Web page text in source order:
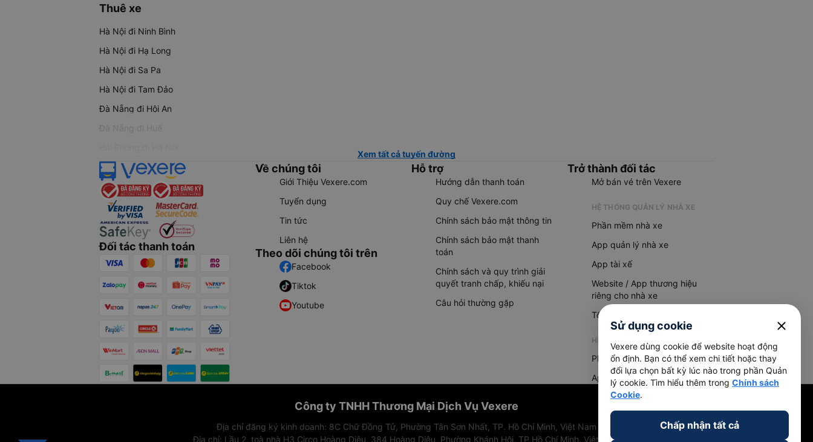
Thuê xe
Hà Nội đi Ninh Bình
Hà Nội đi Hạ Long
Hà Nội đi Sa Pa
Hà Nội đi Tam Đảo
Đà Nẵng đi Hội An
Đà Nẵng đi Huế
Xem tất cả tuyến đường
Đối tác thanh toán
Về chúng tôi
Giới Thiệu Vexere.com
Tuyển dụng
Tin tức
Liên hệ
Theo dõi chúng tôi trên
Facebook
Tiktok
Youtube
Hỗ trợ
Hướng dẫn thanh toán
Quy chế Vexere.com
Chính sách bảo mật thông tin
Chính sách bảo mật thanh
toán
Chính sách và quy trình giải
quyết tranh chấp, khiếu nại
Câu hỏi thường gặp
Trở thành đối tác
Mở bán vé trên Vexere
HỆ THỐNG QUẢN LÝ NHÀ XE
Phần mềm nhà xe
App quản lý nhà xe
App tài xế
Website / App thương hiệu
riêng cho nhà xe
Tổng đài AI
HỆ THỐNG QUẢN LÝ HÀNG HOÁ
Phần mềm quản lý hàng hoá
App quản lý hàng hoá
Công ty TNHH Thương Mại Dịch Vụ Vexere
Địa chỉ đăng ký kinh doanh: 8C Chữ Đồng Tử, Phường Tân Sơn Nhất, TP. Hồ Chí Minh, Việt Nam
Địa chỉ: Lầu 2, toà nhà H3 Circo Hoàng Diệu, 384 Hoàng Diệu, Phường Khánh Hội, TP Hồ Chí Minh, Việt Nam
Sử dụng cookie close
Vexere dùng cookie để website hoạt động
ổn định. Bạn có thể xem chi tiết hoặc thay
đổi lựa chọn bất kỳ lúc nào trong phần Quản
lý cookie. Tìm hiểu thêm trong Chính sách
Cookie.
Chấp nhận tất cả